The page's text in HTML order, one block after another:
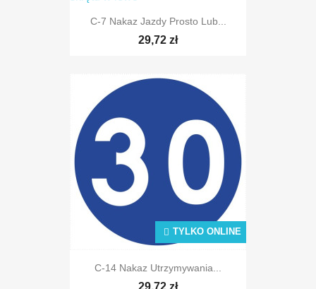
TYLKO ONLINE
C-7 Nakaz Jazdy Prosto Lub...
29,72 zł
TYLKO ONLINE
C-14 Nakaz Utrzymywania...
29,72 zł
TYLKO ONLINE